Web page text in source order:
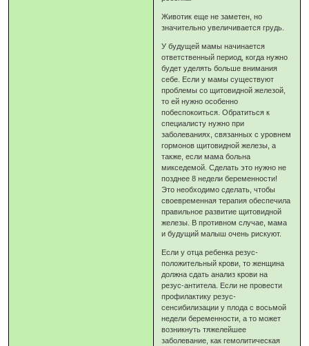
Животик еще не заметен, но
значительно увеличивается грудь.
У будущей мамы начинается
ответственный период, когда нужно
будет уделять больше внимания
себе. Если у мамы существуют
проблемы со щитовидной железой,
то ей нужно особенно
побеспокоиться. Обратиться к
специалисту нужно при
заболеваниях, связанных с уровнем
гормонов щитовидной железы, а
также, если мама больна
микседемой. Сделать это нужно не
позднее 8 недели беременности!
Это необходимо сделать, чтобы
своевременная терапия обеспечила
правильное развитие щитовидной
железы. В противном случае, мама
и будущий малыш очень рискуют.
Если у отца ребенка резус-
положительный крови, то женщина
должна сдать анализ крови на
резус-антитела. Если не провести
профилактику резус-
сенсибилизации у плода с восьмой
недели беременности, а то может
возникнуть тяжелейшее
заболевание, как гемолитическая